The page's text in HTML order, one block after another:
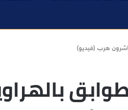
عمارة من 5 طوابق